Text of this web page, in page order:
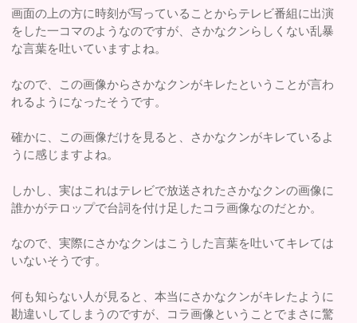
画面の上の方に時刻が写っていることからテレビ番組に出演
をした一コマのようなのですが、さかなクンらしくない乱暴
な言葉を吐いていますよね。
なので、この画像からさかなクンがキレたということが言わ
れるようになったそうです。
確かに、この画像だけを見ると、さかなクンがキレているよ
うに感じますよね。
しかし、実はこれはテレビで放送されたさかなクンの画像に
誰かがテロップで台詞を付け足したコラ画像なのだとか。
なので、実際にさかなクンはこうした言葉を吐いてキレては
いないそうです。
何も知らない人が見ると、本当にさかなクンがキレたように
勘違いしてしまうのですが、コラ画像ということでまさに驚